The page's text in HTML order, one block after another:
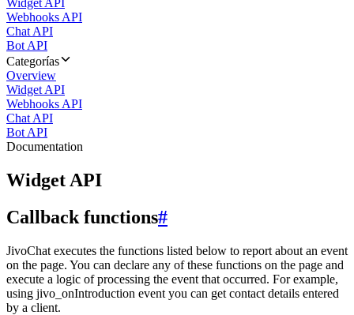
Widget API
Webhooks API
Chat API
Bot API
Categorías
Overview
Widget API
Webhooks API
Chat API
Bot API
Documentation
Widget API
Callback functions#
JivoChat executes the functions listed below to report about an event
on the page. You can declare any of these functions on the page and
execute a logic of processing the event that occurred. For example,
using jivo_onIntroduction event you can get contact details entered
by a client.